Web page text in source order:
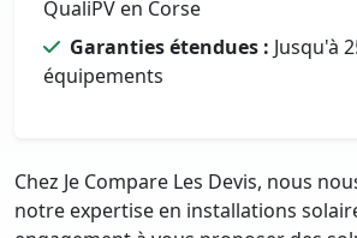
QualiPV en Corse
Garanties étendues : Jusqu'à
équipements
Chez Je Compare Les Devis, nous
notre expertise en installations